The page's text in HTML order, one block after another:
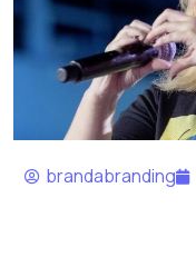
brandabranding